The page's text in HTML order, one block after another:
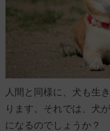
人間と同様に、犬も生
ります。それでは、犬
になるのでしょうか？